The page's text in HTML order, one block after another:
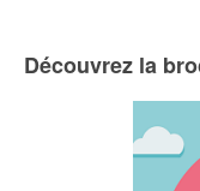
Découvrez la